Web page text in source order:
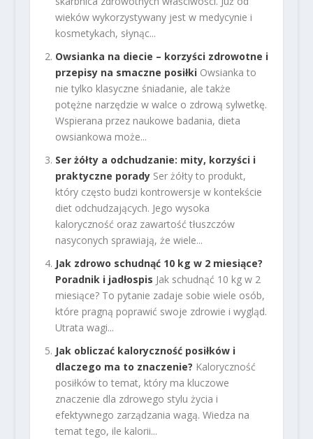
wieków wykorzystywany jest w medycynie i
kosmetykach, słynąc...
Owsianka na diecie – korzyści zdrowotne i
przepisy na smaczne posiłki Owsianka to
nie tylko klasyczne śniadanie, ale także
potężne narzędzie w walce o zdrową sylwetkę.
Wspierana przez naukowe badania, dieta
owsiankowa może...
Ser żółty a odchudzanie: mity, korzyści i
praktyczne porady Ser żółty to produkt,
który często budzi kontrowersje w kontekście
diet odchudzających. Jego wysoka
kaloryczność oraz zawartość tłuszczów
nasyconych sprawiają, że wiele...
Jak zdrowo schudnąć 10 kg w 2 miesiące?
Poradnik i jadłospis Jak schudnąć 10 kg w 2
miesiące? To pytanie zadaje sobie wiele osób,
które pragną poprawić swoje zdrowie i wygląd.
Utrata wagi...
Jak obliczać kaloryczność posiłków i
dlaczego ma to znaczenie? Kaloryczność
posiłków to temat, który ma kluczowe
znaczenie dla zdrowego stylu życia i
efektywnego zarządzania wagą. Wiedza na
temat tego, ile kalorii...